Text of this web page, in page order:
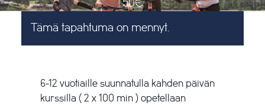
50€
Tämä tapahtuma on mennyt.
6-12 vuotiaille suunnatulla kahden päivän
kurssilla ( 2 x 100 min ) opetellaan